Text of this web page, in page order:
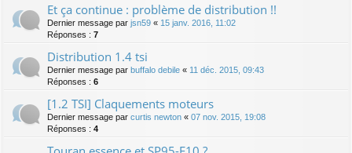
Et ça continue : problème de distribution !!
Dernier message par jsn59 « 15 janv. 2016, 11:02
Réponses : 7
Distribution 1.4 tsi
Dernier message par buffalo debile « 11 déc. 2015, 09:43
Réponses : 6
[1.2 TSI] Claquements moteurs
Dernier message par curtis newton « 07 nov. 2015, 19:08
Réponses : 4